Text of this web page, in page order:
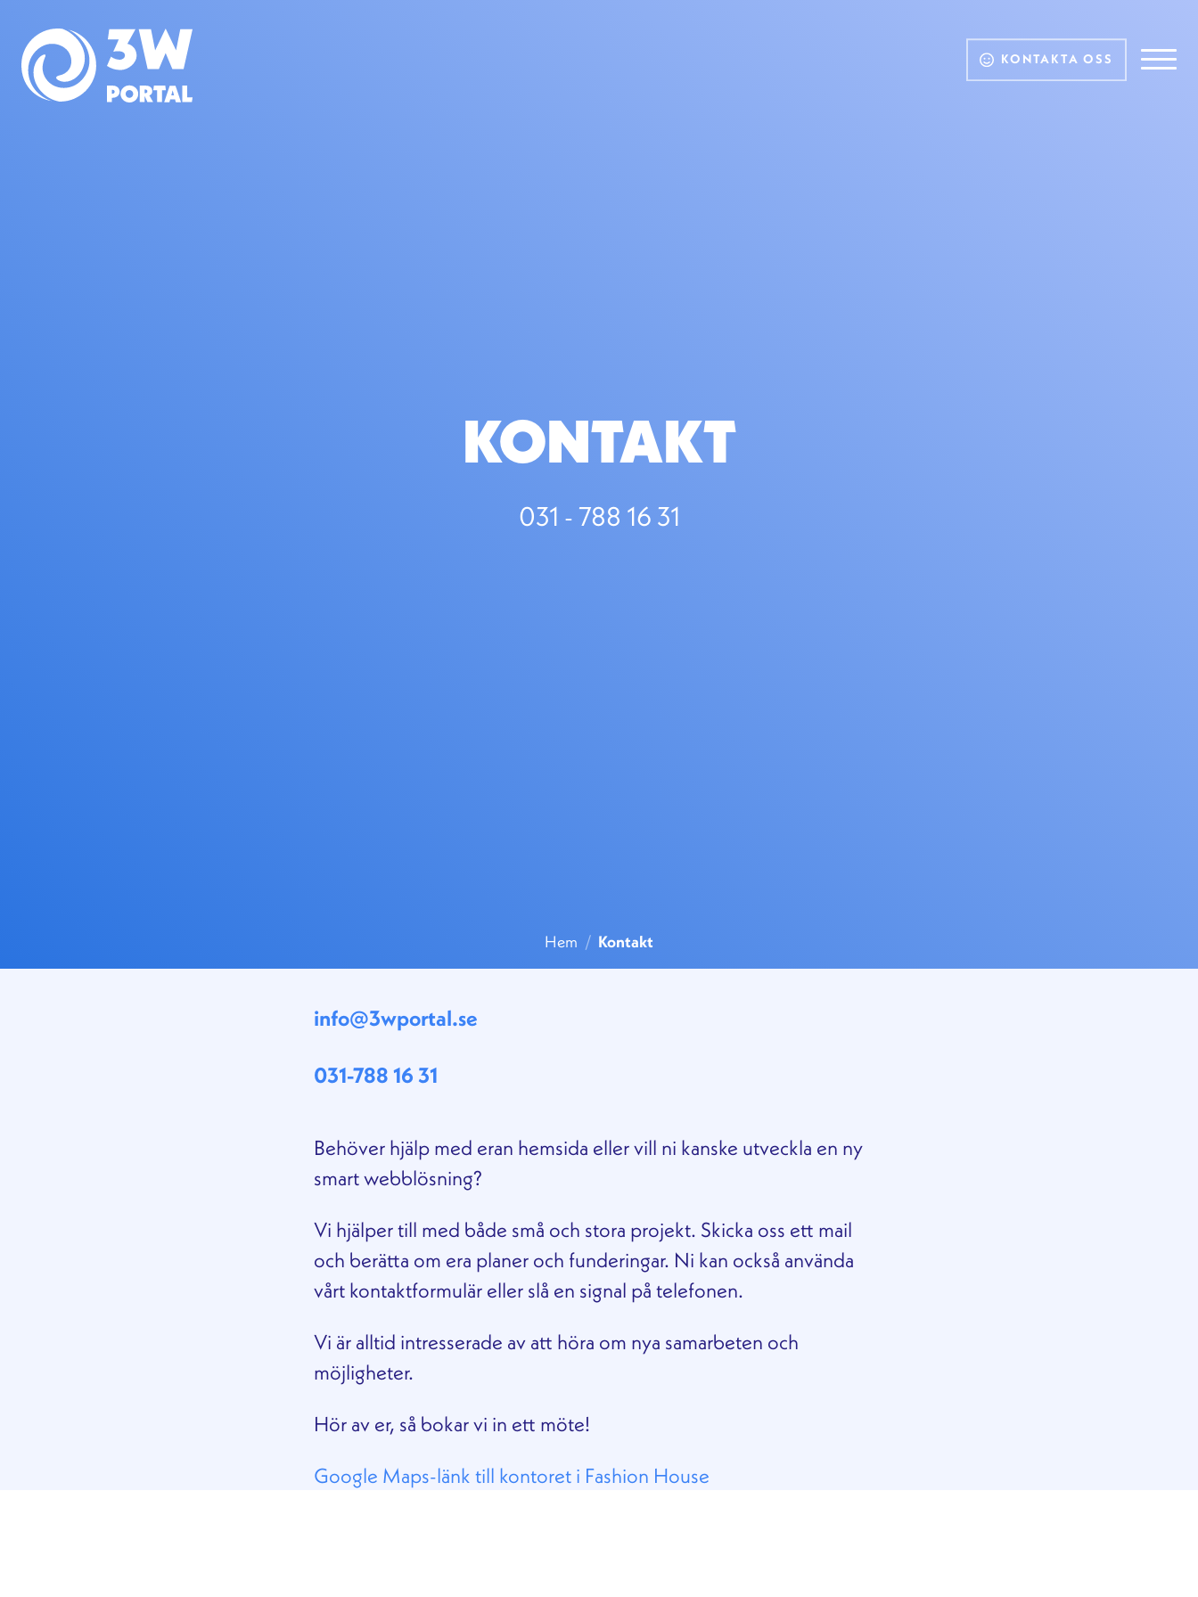
KONTAKTA OSS
KONTAKT
031 - 788 16 31
Hem / Kontakt
info@3wportal.se
031-788 16 31
Behöver hjälp med eran hemsida eller vill ni kanske utveckla en ny
smart webblösning?
Vi hjälper till med både små och stora projekt. Skicka oss ett mail
och berätta om era planer och funderingar. Ni kan också använda
vårt kontaktformulär eller slå en signal på telefonen.
Vi är alltid intresserade av att höra om nya samarbeten och
möjligheter.
Hör av er, så bokar vi in ett möte!
Google Maps-länk till kontoret i Fashion House